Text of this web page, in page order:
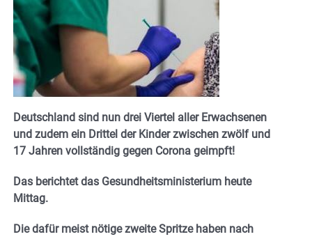
Deutschland sind nun drei Viertel aller Erwachsenen
und zudem ein Drittel der Kinder zwischen zwölf und
17 Jahren vollständig gegen Corona geimpft!
Das berichtet das Gesundheitsministerium heute
Mittag.
Die dafür meist nötige zweite Spritze haben nach